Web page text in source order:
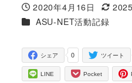
投稿日
2020年4月16日
更新日
カテゴリー
ASU-NET活動記録
0
シェア ツイート
LINE Pocket